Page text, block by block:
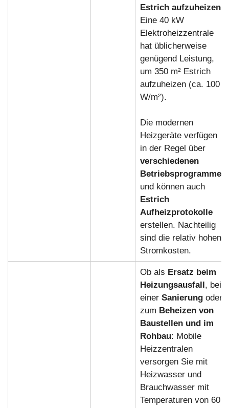
Estrich aufzuheizen.
Eine 40 kW
Elektroheizzentrale
hat üblicherweise
genügend Leistung,
um 350 m² Estrich
aufzuheizen (ca. 100
W/m²).
Die modernen
Heizgeräte verfügen
in der Regel über
verschiedenen
Betriebsprogramme
und können auch
Estrich
Aufheizprotokolle
erstellen. Nachteilig
sind die relativ hohen
Stromkosten.
Ob als Ersatz beim
Heizungsausfall, bei
einer Sanierung oder
zum Beheizen von
Baustellen und im
Rohbau: Mobile
Heizzentralen
versorgen Sie mit
Heizwasser und
Brauchwasser mit
Temperaturen von 60